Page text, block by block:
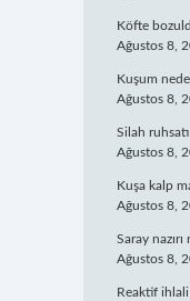
Köfte
Ağustos 8,
Kuşum
Ağustos 8,
Silah
Ağustos 8,
Kuşa kalp
Ağustos 8,
Saray
Ağustos 8,
Reaktif